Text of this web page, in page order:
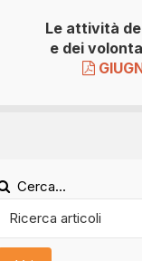
Le attività
e dei
Cerca...